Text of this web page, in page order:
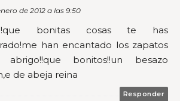
de 2012 a las 9:50
bonitas cosas te has
han encantado los zapatos
bonitos!!un besazo
de abeja reina
Responder